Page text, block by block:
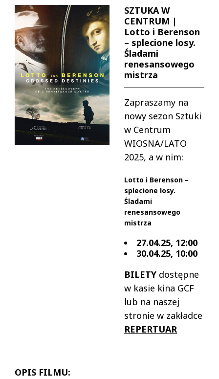
SZTUKA W
CENTRUM |
Lotto i Berenson
– splecione losy.
Śladami
renesansowego
mistrza
Zapraszamy na
nowy sezon Sztuki
w Centrum
WIOSNA/LATO
2025, a w nim:
Lotto i Berenson –
splecione losy.
Śladami
renesansowego
mistrza
27.04.25, 12:00
30.04.25, 10:00
BILETY dostępne
w kasie kina GCF
lub na naszej
stronie w zakładce
REPERTUAR
OPIS FILMU: